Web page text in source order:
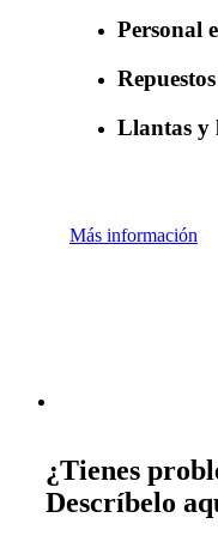
Personal
Llantas y
Más información
¿Tienes
Descríbelo